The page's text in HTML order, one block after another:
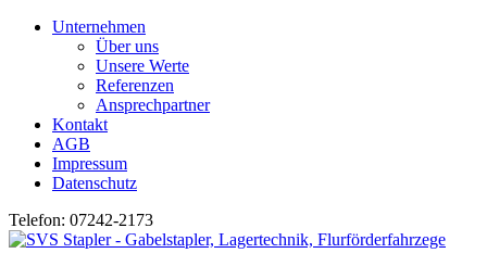
Unternehmen
Über uns
Unsere Werte
Referenzen
Ansprechpartner
Kontakt
AGB
Impressum
Datenschutz
Telefon: 07242-2173